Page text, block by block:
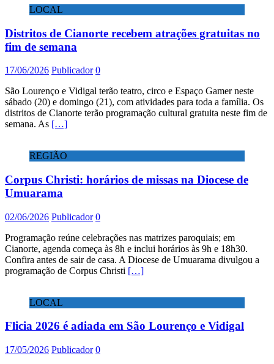
LOCAL
Distritos de Cianorte recebem atrações gratuitas no
fim de semana
17/06/2026 Publicador 0
São Lourenço e Vidigal terão teatro, circo e Espaço Gamer neste
sábado (20) e domingo (21), com atividades para toda a família. Os
distritos de Cianorte terão programação cultural gratuita neste fim de
semana. As […]
REGIÃO
Corpus Christi: horários de missas na Diocese de
Umuarama
02/06/2026 Publicador 0
Programação reúne celebrações nas matrizes paroquiais; em
Cianorte, agenda começa às 8h e inclui horários às 9h e 18h30.
Confira antes de sair de casa. A Diocese de Umuarama divulgou a
programação de Corpus Christi […]
LOCAL
Flicia 2026 é adiada em São Lourenço e Vidigal
17/05/2026 Publicador 0